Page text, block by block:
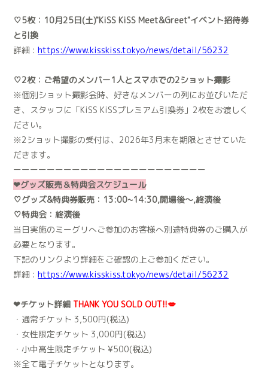
♡5枚：10月25日(土)"KiSS KiSS Meet&Greet"イベント招待券
と引換
詳細 :https://www.kisskiss.tokyo/news/detail/56232
♡2枚：ご希望のメンバー1人とスマホでの2ショット撮影
※個別ショット撮影会時、好きなメンバーの列にお並びいただ
き、スタッフに「KiSS KiSSプレミアム引換券」2枚をお渡しく
ださい。
※2ショット撮影の受付は、2026年3月末を期限とさせていた
だきます。
ーーーーーーーーーーーーーーーーーーーーーーー
❤︎グッズ販売＆特典会スケジュール
♡グッズ&特典券販売：13:00~14:30,開場後〜,終演後
♡特典会：終演後
当日実施のミーグリへご参加のお客様へ別途特典券のご購入が
必要となります。
下記のリンクより詳細をご確認の上ご参加ください。
詳細 :https://www.kisskiss.tokyo/news/detail/56232
❤︎チケット詳細 THANK YOU SOLD OUT!!💋
・通常チケット 3,500円(税込)
・女性限定チケット 3,000円(税込)
・小中高生限定チケット ¥500(税込)
※全て電子チケットとなります。